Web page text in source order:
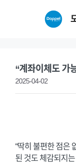
“계좌이체도 가
2025-04-02
“딱히 불편한 점은
된 것도 체감되지는